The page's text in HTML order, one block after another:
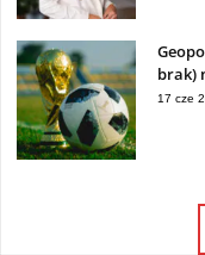
brak)
17 cze